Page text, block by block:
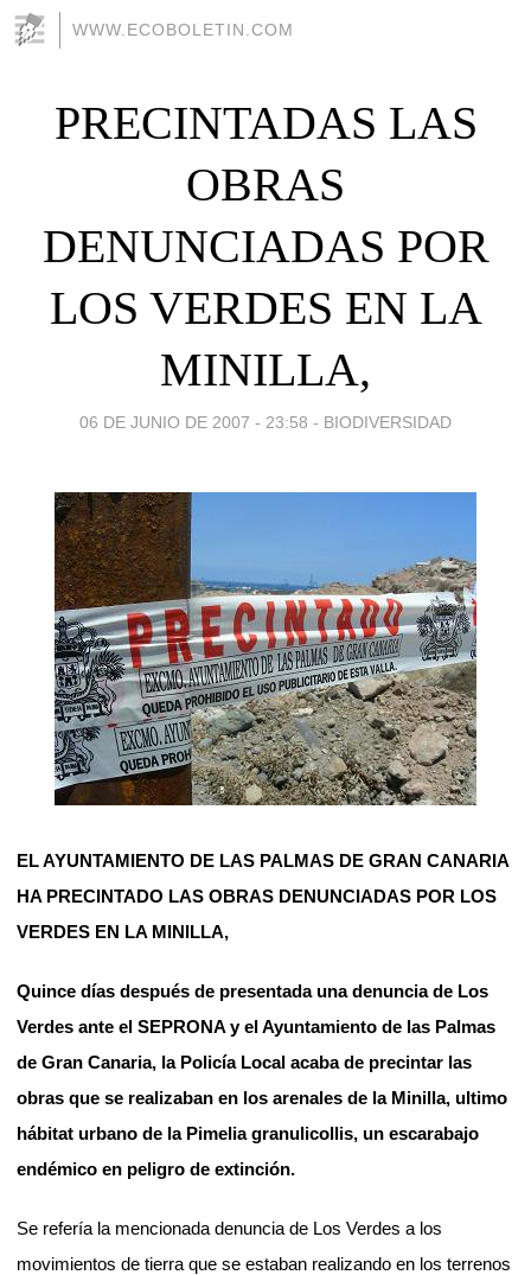
WWW.ECOBOLETIN.COM
PRECINTADAS LAS
OBRAS
DENUNCIADAS POR
LOS VERDES EN LA
MINILLA,
06 DE JUNIO DE 2007 - 23:58 - BIODIVERSIDAD
EL AYUNTAMIENTO DE LAS PALMAS DE GRAN CANARIA
HA PRECINTADO LAS OBRAS DENUNCIADAS POR LOS
VERDES EN LA MINILLA,
Quince días después de presentada una denuncia de Los
Verdes ante el SEPRONA y el Ayuntamiento de las Palmas
de Gran Canaria, la Policía Local acaba de precintar las
obras que se realizaban en los arenales de la Minilla, ultimo
hábitat urbano de la Pimelia granulicollis, un escarabajo
endémico en peligro de extinción.
Se refería la mencionada denuncia de Los Verdes a los
movimientos de tierra que se estaban realizando en los terrenos